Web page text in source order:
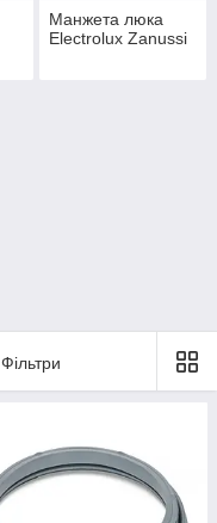
Манжета люка
Electrolux Zanussi
Фільтри